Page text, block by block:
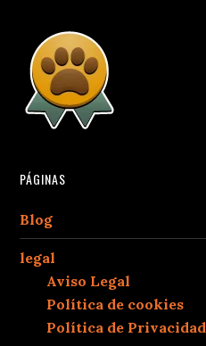
PÁGINAS
Blog
legal
Aviso Legal
Política de cookies
Política de Privacidad